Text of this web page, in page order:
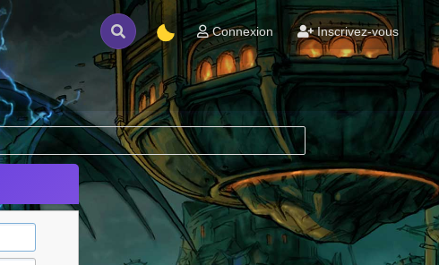
Connexion Inscrivez-vous